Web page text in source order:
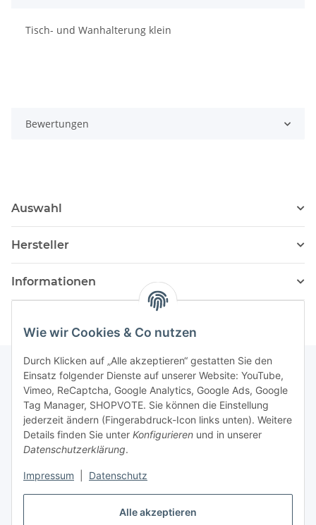
Alle akzeptieren
Wie wir Cookies & Co nutzen
Durch Klicken auf „Alle akzeptieren“ gestatten Sie den
Einsatz folgender Dienste auf unserer Website: YouTube,
Vimeo, ReCaptcha, Google Analytics, Google Ads, Google
Tag Manager, SHOPVOTE. Sie können die Einstellung
jederzeit ändern (Fingerabdruck-Icon links unten). Weitere
Details finden Sie unter Konfigurieren und in unserer
Datenschutzerklärung.
Impressum Datenschutz
Tisch- und Wanhalterung klein
Bewertungen
Auswahl
Hersteller
Informationen
Newsletter Abonnieren
Bitte senden Sie mir entsprechend Ihrer
Datenschutzerklärung
regelmäßig und jederzeit widerruflich
Informationen zu Ihrem Produktsortiment per E-Mail zu.
Abonnieren
Newsletter Abonnieren